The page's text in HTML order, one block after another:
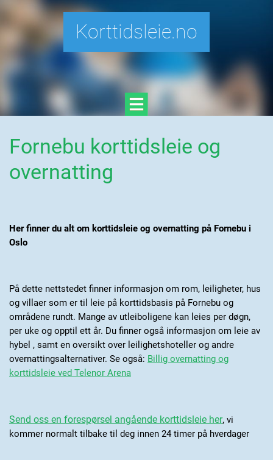
Korttidsleie.no
Fornebu korttidsleie og
overnatting
Her finner du alt om korttidsleie og overnatting på Fornebu i
Oslo
På dette nettstedet finner informasjon om rom, leiligheter, hus
og villaer som er til leie på korttidsbasis på Fornebu og
områdene rundt. Mange av utleiboligene kan leies per døgn,
per uke og opptil ett år. Du finner også informasjon om leie av
hybel , samt en oversikt over leilighetshoteller og andre
overnattingsalternativer. Se også: Billig overnatting og
korttidsleie ved Telenor Arena
Send oss en forespørsel angående korttidsleie her, vi
kommer normalt tilbake til deg innen 24 timer på hverdager